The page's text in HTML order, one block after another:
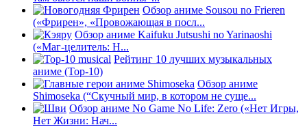
Обзор аниме Sousou no Frieren
(«Фрирен», «Провожающая в посл...
Обзор аниме Kaifuku Jutsushi no Yarinaoshi
(«Маг-целитель: Н...
Рейтинг 10 лучших музыкальных
аниме (Top-10)
Обзор аниме
Shimoseka (“Скучный мир, в котором не суще...
Обзор аниме No Game No Life: Zero («Нет Игры,
Нет Жизни: Нач...